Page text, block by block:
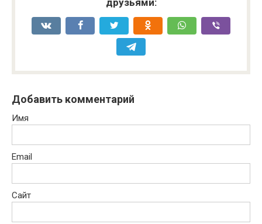
друзьями:
Добавить комментарий
Имя
Email
Сайт